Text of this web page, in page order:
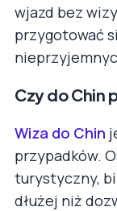
wjazd bez
przygotować
Czy do Chin
Wiza do Chin
przypadków.
turystyczny,
dłużej niż